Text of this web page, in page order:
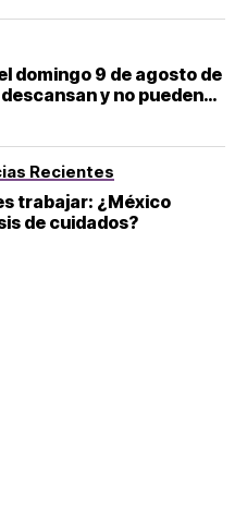
domingo 9 de agosto de
y no pueden
Estado de México; estos
Recientes
trabajar: ¿México
de cuidados?